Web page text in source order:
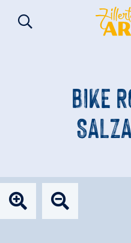
BIKE